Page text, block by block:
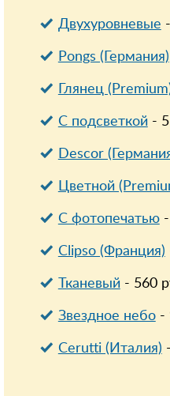
Двухуровневые -
Pongs (Германия)
Глянец
С подсветкой-
Descor
Цветной
С фотопечатью-
Clipso (Франция)
Тканевый- 560
Звездное небо-
Cerutti (Италия) -